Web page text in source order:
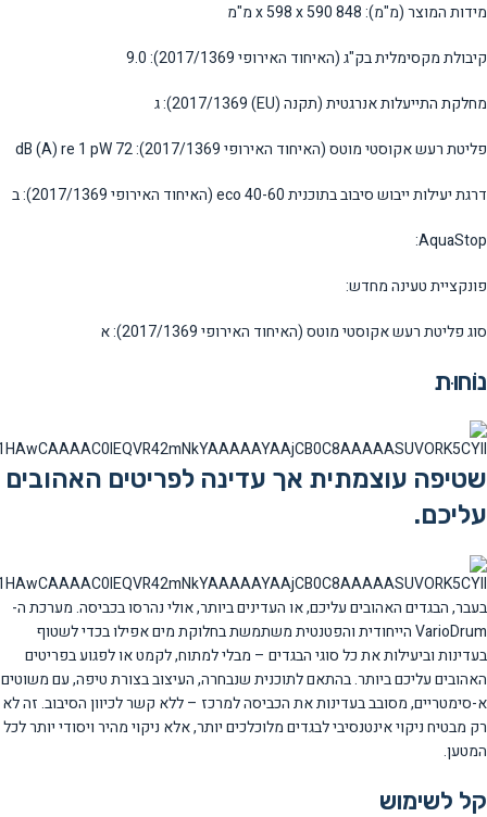
מידות המוצר (מ"מ):848 x 598 x 590 מ"מ
קיבולת מקסימלית בק"ג (האיחוד האירופי 2017/1369):
9.0
מחלקת התייעלות אנרגטית (תקנה (EU) 2017/1369):
ג
פליטת רעש אקוסטי מוטס (האיחוד האירופי 2017/1369):
72 dB (A) re 1 pW
דרגת יעילות ייבוש סיבוב בתוכנית eco 40-60 (האיחוד האירופי 2017/1369):
ב
AquaStop:
פונקציית טעינה מחדש:
סוג פליטת רעש אקוסטי מוטס (האיחוד האירופי 2017/1369):
א
נוֹחוּת
שטיפה עוצמתית אך עדינה לפריטים האהובים
עליכם.
בעבר, הבגדים האהובים עליכם, או העדינים ביותר, אולי נהרסו בכביסה. מערכת ה-
VarioDrum הייחודית והפטנטית משתמשת בחלוקת מים אפילו בכדי לשטוף
בעדינות וביעילות את כל סוגי הבגדים – מבלי למתוח, לקמט או לפגוע בפריטים
האהובים עליכם ביותר. בהתאם לתוכנית שנבחרה, העיצוב בצורת טיפה, עם משוטים
א-סימטריים, מסובב בעדינות את הכביסה למרכז – ללא קשר לכיוון הסיבוב. זה לא
רק מבטיח ניקוי אינטנסיבי לבגדים מלוכלכים יותר, אלא ניקוי מהיר ויסודי יותר לכל
המטען.
קל לשימוש